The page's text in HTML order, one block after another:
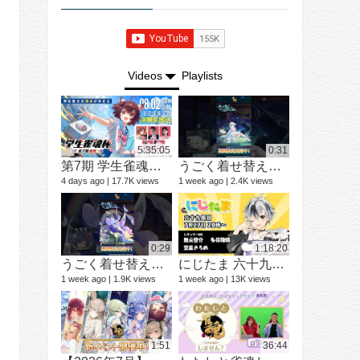
Videos Playlists
5:35:05
第7期 学生雀魂杯 南場 決勝
4 days ago 17.7K views
0:31
うごく着せ替え紹介動画 ミラ #shorts
1 week ago 2.4K views
0:29
うごく着せ替え紹介動画 七海 礼奈 #shorts
1 week ago 1.9K views
1:18:20
にじたま 六十九局目 今日は何のルールで遊ぼうかにゃ？
1 week ago 13K views
1:51 36:44